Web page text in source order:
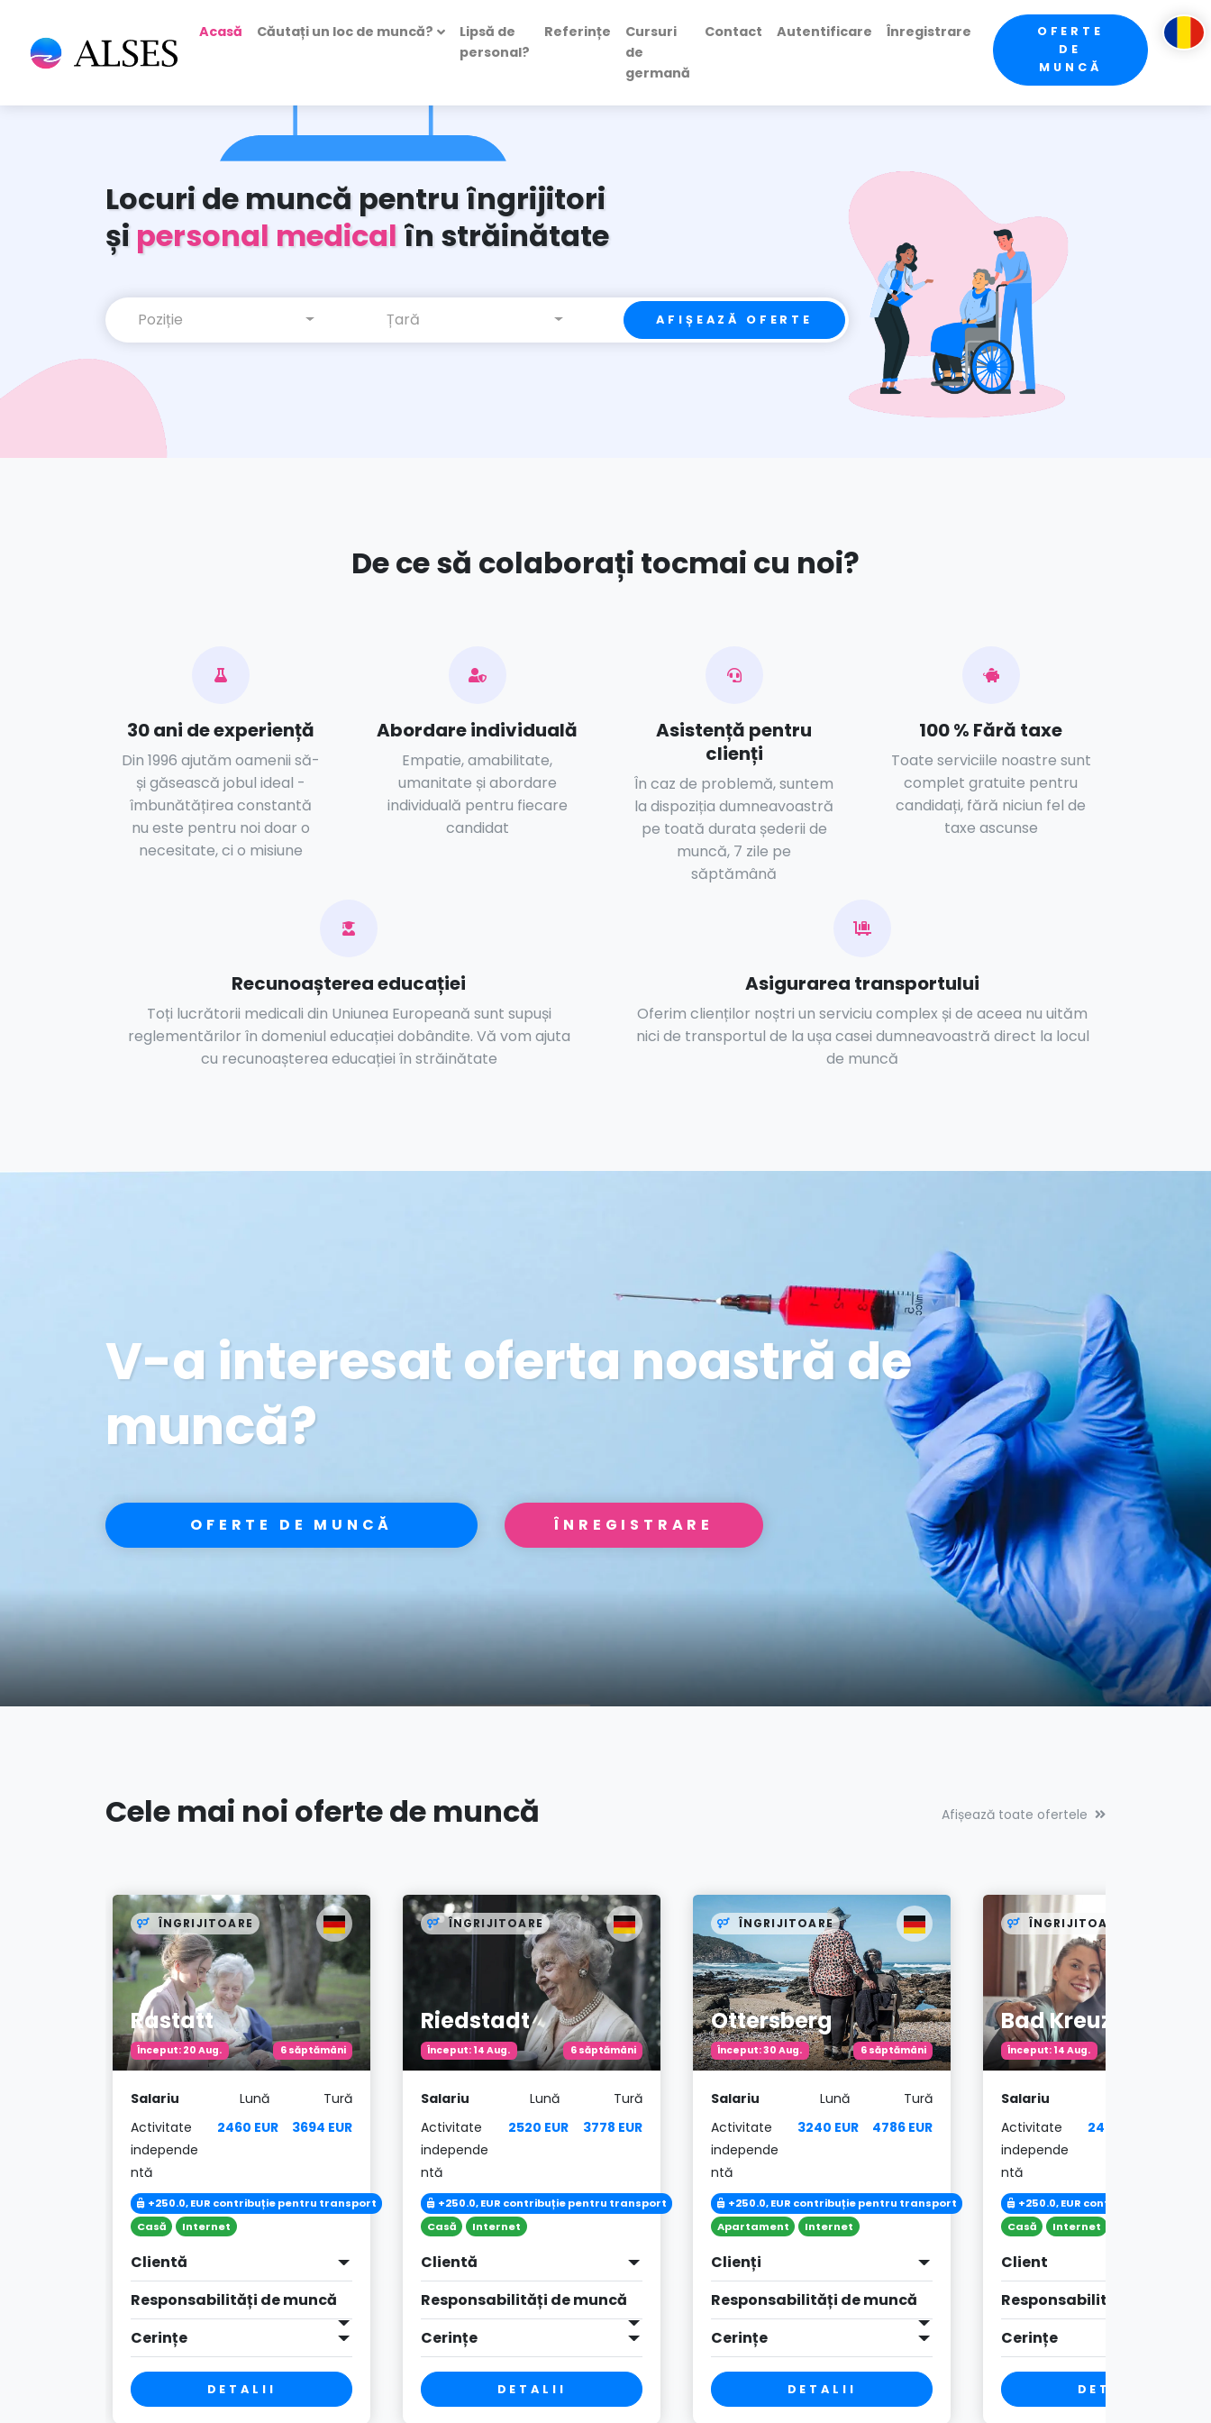
Acasă Căutați un loc de muncă?
Lipsă de
personal?
Referințe
Cursuri
de
germană
Contact Autentificare Înregistrare
OFERTE
DE
MUNCĂ
Locuri de muncă pentru îngrijitori
și personal medical în străinătate
Poziție Țară AFIȘEAZĂ OFERTE
De ce să colaborați tocmai cu noi?
30 ani de experiență
Din 1996 ajutăm oamenii să-
și găsească jobul ideal -
îmbunătățirea constantă
nu este pentru noi doar o
necesitate, ci o misiune
Abordare individuală
Empatie, amabilitate,
umanitate și abordare
individuală pentru fiecare
candidat
Asistență pentru
clienți
În caz de problemă, suntem
la dispoziția dumneavoastră
pe toată durata șederii de
muncă, 7 zile pe
săptămână
100 % Fără taxe
Toate serviciile noastre sunt
complet gratuite pentru
candidați, fără niciun fel de
taxe ascunse
Recunoașterea educației
Toți lucrătorii medicali din Uniunea Europeană sunt supuși
reglementărilor în domeniul educației dobândite. Vă vom ajuta
cu recunoașterea educației în străinătate
Asigurarea transportului
Oferim clienților noștri un serviciu complex și de aceea nu uităm
nici de transportul de la ușa casei dumneavoastră direct la locul
de muncă
V-a interesat oferta noastră de
muncă?
OFERTE DE MUNCĂ ÎNREGISTRARE
Cele mai noi oferte de muncă Afișează toate ofertele
Rastatt
Început: 20 Aug. 6 săptămâni
ÎNGRIJITOARE
Salariu Lună
Tură
Activitate
independe
ntă
2460 EUR 3694 EUR
+250.0, EUR contribuție pentru transport
Casă
Internet
Clientă
Responsabilități de muncă
Cerințe
DETALII
Riedstadt
Început: 14 Aug. 6 săptămâni
ÎNGRIJITOARE
Salariu Lună
Tură
Activitate
independe
ntă
2520 EUR 3778 EUR
+250.0, EUR contribuție pentru transport
Casă
Internet
Clientă
Responsabilități de muncă
Cerințe
DETALII
Ottersberg
Început: 30 Aug. 6 săptămâni
ÎNGRIJITOARE
Salariu Lună
Tură
Activitate
independe
ntă
3240 EUR 4786 EUR
+250.0, EUR contribuție pentru transport
Apartament
Internet
Clienți
Responsabilități de muncă
Cerințe
DETALII
Bad Kreuznach
Început: 14 Aug.
ÎNGRIJITOARE
Salariu
Activitate
independe
ntă
2490 EUR
+250.0, EUR contribuție pentru
Casă
Internet
Client
Responsabilități de muncă
Cerințe
DETALII